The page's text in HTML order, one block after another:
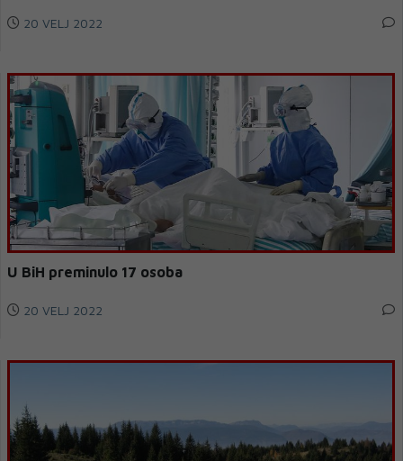
20 VELJ 2022
U BiH preminulo 17 osoba
20 VELJ 2022